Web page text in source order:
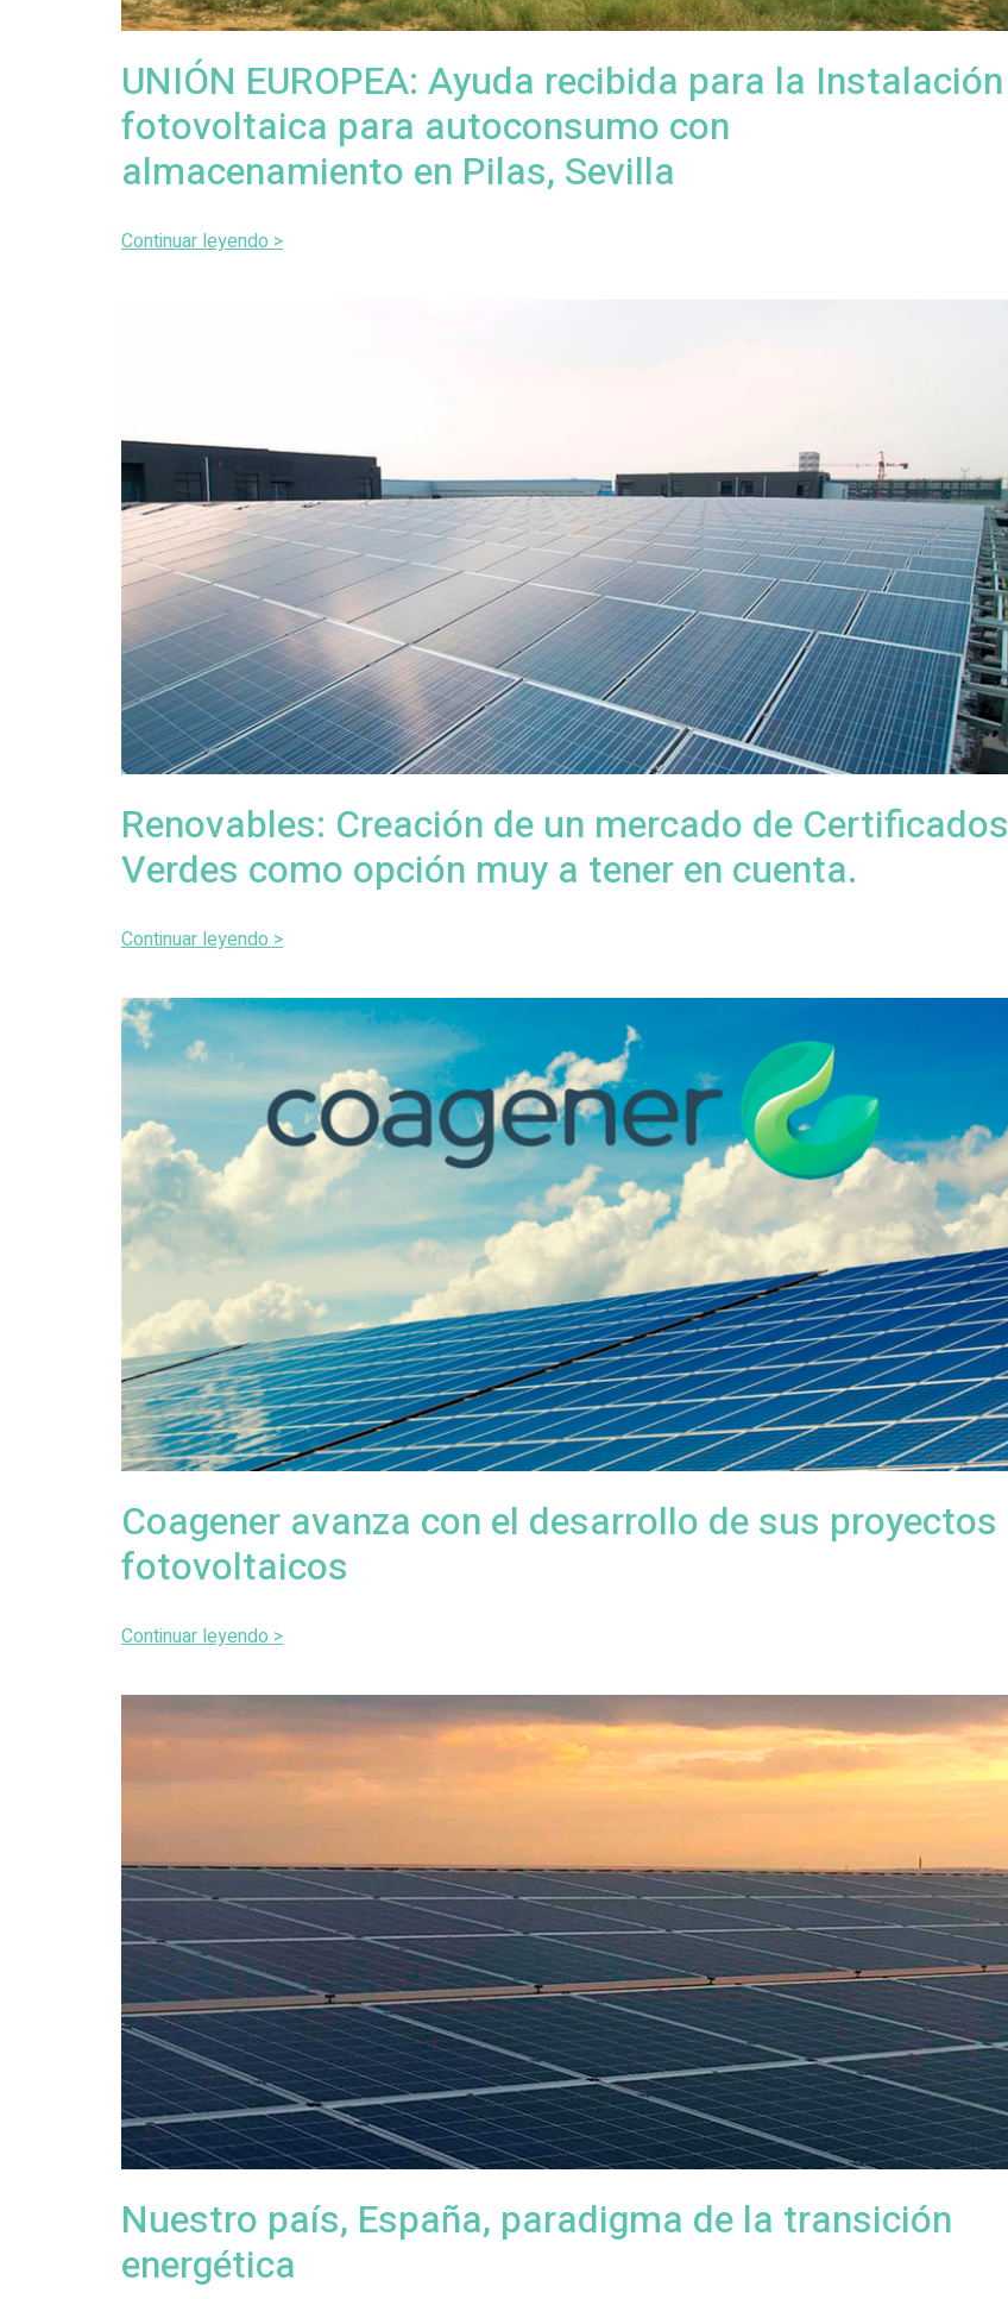
UNIÓN EUROPEA: Ayuda recibida para la Instalación
fotovoltaica para autoconsumo con
almacenamiento en Pilas, Sevilla
Continuar leyendo >
Renovables: Creación de un mercado de Certificados
Verdes como opción muy a tener en cuenta.
Continuar leyendo >
Coagener avanza con el desarrollo de sus proyectos
fotovoltaicos
Continuar leyendo >
Nuestro país, España, paradigma de la transición
energética